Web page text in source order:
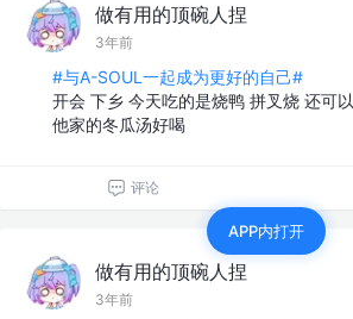
做有用的顶碗人捏
3年前
#与A-SOUL一起成为更好的自己#
开会 下乡 今天吃的是烧鸭 拼叉烧 还可以
他家的冬瓜汤好喝
评论
做有用的顶碗人捏
3年前
APP内打开